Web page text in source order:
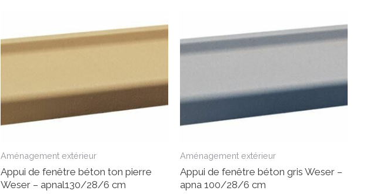
Aménagement extérieur
Appui de fenêtre béton ton pierre
Weser – apnal130/28/6 cm
Aménagement extérieur
Appui de fenêtre béton gris Weser –
apna 100/28/6 cm